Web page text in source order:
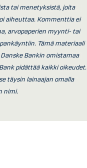
tai menetyksistä, joita
aiheuttaa. Kommenttia ei
arvopaperien myynti- tai
Tämä materiaali
Bankin omistamaa
pidättää kaikki oikeudet.
täysin lainaajan omalla
nimi.